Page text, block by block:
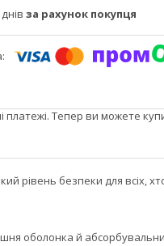
за рахунок покупця
платежі. Тепер ви можете
рівень безпеки для всіх,
оболонка й